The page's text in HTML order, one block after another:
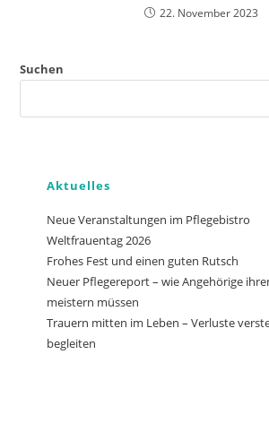
22. November 2023
Suchen
Aktuelles
Neue Veranstaltungen im Pflegebistro
Weltfrauentag 2026
Frohes Fest und einen guten Rutsch
Neuer Pflegereport – wie Angehörige
meistern müssen
Trauern mitten im Leben – Verluste
begleiten